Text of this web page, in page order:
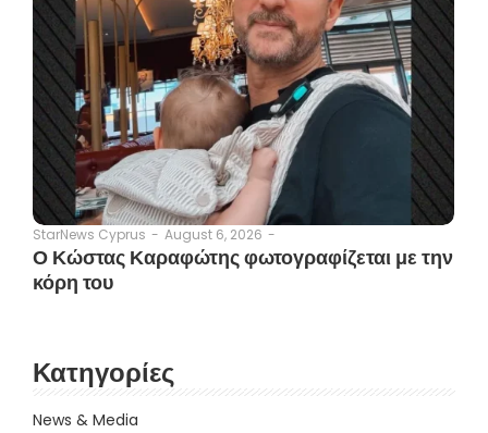
StarNews Cyprus - August 6, 2026 -
Ο Κώστας Καραφώτης φωτογραφίζεται με την
κόρη του
Κατηγορίες
News & Media